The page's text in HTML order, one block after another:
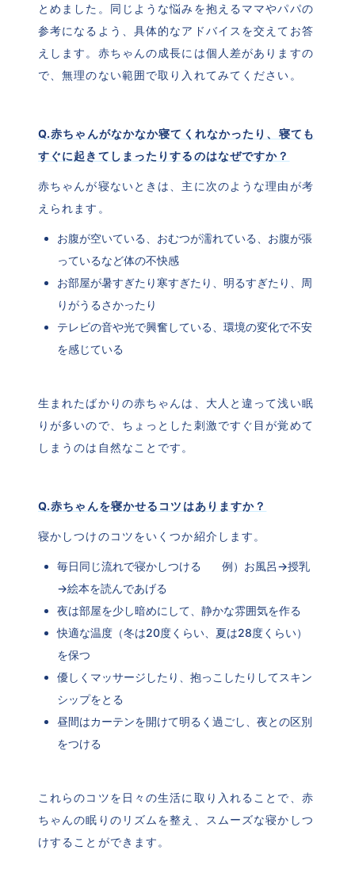
とめました。同じような悩みを抱えるママやパパの
参考になるよう、具体的なアドバイスを交えてお答
えします。赤ちゃんの成長には個人差がありますの
で、無理のない範囲で取り入れてみてください。
Q.赤ちゃんがなかなか寝てくれなかったり、寝ても
すぐに起きてしまったりするのはなぜですか？
赤ちゃんが寝ないときは、主に次のような理由が考
えられます。
お腹が空いている、おむつが濡れている、お腹が張
っているなど体の不快感
お部屋が暑すぎたり寒すぎたり、明るすぎたり、周
りがうるさかったり
テレビの音や光で興奮している、環境の変化で不安
を感じている
生まれたばかりの赤ちゃんは、大人と違って浅い眠
りが多いので、ちょっとした刺激ですぐ目が覚めて
しまうのは自然なことです。
Q.赤ちゃんを寝かせるコツはありますか？
寝かしつけのコツをいくつか紹介します。
毎日同じ流れで寝かしつける　   例）お風呂→授乳
→絵本を読んであげる
夜は部屋を少し暗めにして、静かな雰囲気を作る
快適な温度（冬は20度くらい、夏は28度くらい）
を保つ
優しくマッサージしたり、抱っこしたりしてスキン
シップをとる
昼間はカーテンを開けて明るく過ごし、夜との区別
をつける
これらのコツを日々の生活に取り入れることで、赤
ちゃんの眠りのリズムを整え、スムーズな寝かしつ
けすることができます。